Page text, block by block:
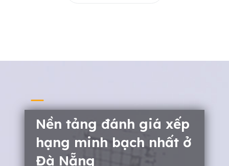
Nền tảng đánh giá xếp
hạng minh bạch nhất ở
Đà Nẵng